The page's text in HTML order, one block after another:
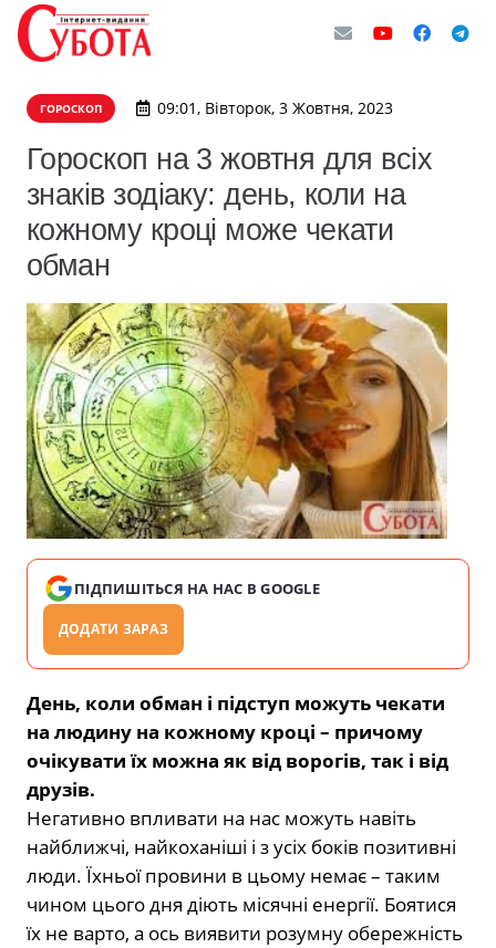
ГОРОСКОП 09:01, Вівторок, 3 Жовтня, 2023
Гороскоп на 3 жовтня для всіх
знаків зодіаку: день, коли на
кожному кроці може чекати
обман
ПІДПИШІТЬСЯ НА НАС В GOOGLE
ДОДАТИ ЗАРАЗ
День, коли обман і підступ можуть чекати
на людину на кожному кроці – причому
очікувати їх можна як від ворогів, так і від
друзів.
Негативно впливати на нас можуть навіть
найближчі, найкоханіші і з усіх боків позитивні
люди. Їхньої провини в цьому немає – таким
чином цього дня діють місячні енергії. Боятися
їх не варто, а ось виявити розумну обережність